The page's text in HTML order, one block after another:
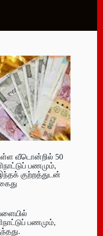
உள்ள வீடொன்றில் 50
பணமும்,
குற்றத்துடன்
பணமும்,